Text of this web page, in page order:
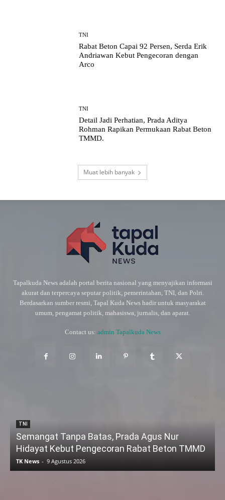
TNI
Rabat Beton Capai 92 Persen, Serda Erik
Andriawan Kebut Pengecoran dengan
Arco
TNI
Detail Jadi Perhatian, Prada Aditya
Rohman Rapikan Permukaan Rabat Beton
TMMD.
Muat lebih banyak
Tapalkuda News adalah portal berita nasional yang menyajikan informasi
akurat dan terpercaya seputar politik, pemerintahan, TNI, dan Polri.
Berdasarkan sumber resmi, Tapal Kuda News hadir untuk masyarakat
umum, pengamat politik, mahasiswa, jurnalis, dan aparat.
Contact us: admin Tapalkuda News
TNI
Semangat Tanpa Batas, Prada Agus Nur
Hidayat Kebut Pengecoran Rabat Beton TMMD
TK News - 9 Agustus 2026